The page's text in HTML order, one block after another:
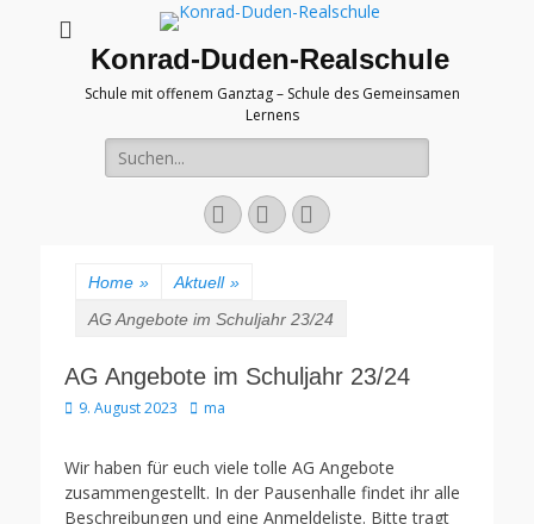
Konrad-Duden-Realschule
Schule mit offenem Ganztag – Schule des Gemeinsamen
Lernens
Suche
nach:
E-
Mail
YouTubeTelefon
Home » Aktuell »
AG Angebote im Schuljahr 23/24
AG Angebote im Schuljahr 23/24
Veröffentlicht
9. August 2023 Autor
ma
Wir haben für euch viele tolle AG Angebote
zusammengestellt. In der Pausenhalle findet ihr alle
Beschreibungen und eine Anmeldeliste. Bitte tragt